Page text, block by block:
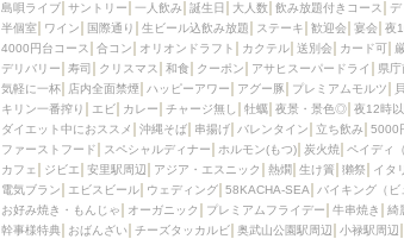
ホッピー
焼肉 電気ブラン
マイク
サッポロ 昼宴会
市立病院前駅周辺
中華 お好
綺麗orお洒落なトイレ
ランチバ
クラフトビール
鉄板焼き 幹
壺川駅周辺
秋限定メニュー
ラクレット
赤嶺駅周辺 シー
島唄ライブ サントリー 一人飲み 誕生日 大人数 飲み放題付きコース デ
半個室
ワイン 国際通り 生ビール込飲み放題 ステーキ 歓迎会 宴会 夜
4000円台コース
合コン オリオンドラフト カクテル 送別会 カード可
デリバリー
寿司 クリスマス 和食 クーポン アサヒスーパードライ 県庁
気軽に一杯
店内全面禁煙 ハッピーアワー アグー豚 プレミアムモルツ
キリン一番搾り
エビ カレー チャージ無し 牡蠣 夜景・景色◎ 夜12時
ダイエット中におススメ
沖縄そば 串揚げ バレンタイン 立ち飲み 5000
ファーストフード
スペシャルディナー ホルモン(もつ) 炭火焼 ペイディ
カフェ
ジビエ 安里駅周辺 アジア・エスニック 熱燗 生け簀 獺祭 イタ
電気ブラン
エビスビール ウェディング 58KACHA-SEA バイキング（ビ
お好み焼き・もんじゃ
オーガニック プレミアムフライデー 牛串焼き 綺
幹事様特典
おばんざい チーズタッカルビ 奥武山公園駅周辺 小禄駅周辺